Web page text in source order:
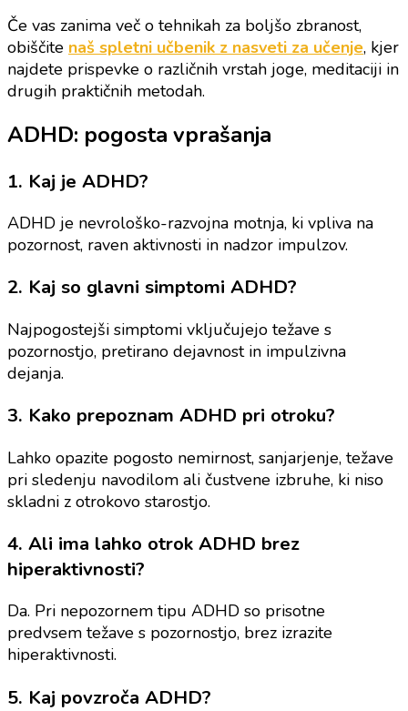
Če vas zanima več o tehnikah za boljšo zbranost,
obiščite naš spletni učbenik z nasveti za učenje, kjer
najdete prispevke o različnih vrstah joge, meditaciji in
drugih praktičnih metodah.
ADHD: pogosta vprašanja
1. Kaj je ADHD?
ADHD je nevrološko-razvojna motnja, ki vpliva na
pozornost, raven aktivnosti in nadzor impulzov.
2. Kaj so glavni simptomi ADHD?
Najpogostejši simptomi vključujejo težave s
pozornostjo, pretirano dejavnost in impulzivna
dejanja.
3. Kako prepoznam ADHD pri otroku?
Lahko opazite pogosto nemirnost, sanjarjenje, težave
pri sledenju navodilom ali čustvene izbruhe, ki niso
skladni z otrokovo starostjo.
4. Ali ima lahko otrok ADHD brez
hiperaktivnosti?
Da. Pri nepozornem tipu ADHD so prisotne
predvsem težave s pozornostjo, brez izrazite
hiperaktivnosti.
5. Kaj povzroča ADHD?